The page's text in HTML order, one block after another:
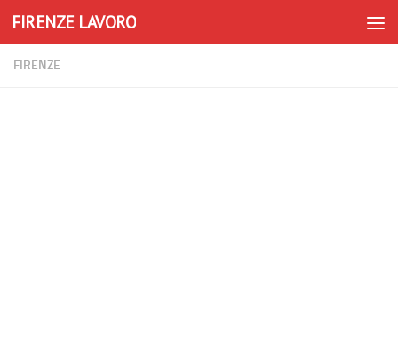
Skip to content
FIRENZE LAVORO
FIRENZE